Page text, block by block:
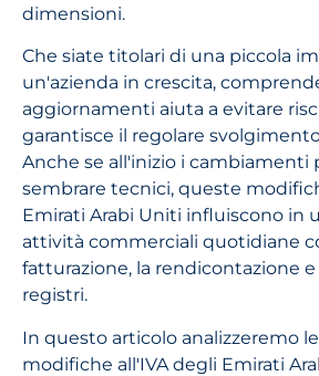
dimensioni.
Che siate titolari di una piccola
un'azienda in crescita,
aggiornamenti aiuta a evitare
garantisce il regolare
Anche se all'inizio i cambiamenti
sembrare tecnici, queste
Emirati Arabi Uniti influiscono in
attività commerciali quotidiane
fatturazione, la rendicontazione
registri.
In questo articolo analizzeremo
modifiche all'IVA degli Emirati